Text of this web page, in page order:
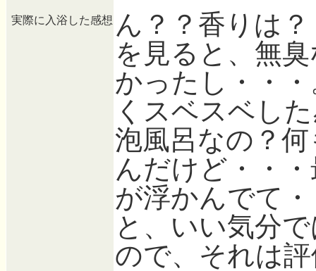
実際に入浴した感想 ん？？香りは
を見ると、無
かったし・・
くスベスベし
泡風呂なの？
んだけど・・
が浮かんでて
と、いい気分
ので、それは